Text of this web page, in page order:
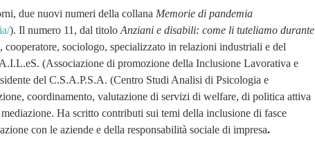
due nuovi numeri della collana Memorie di pandemia
). Il numero 11, dal titolo Anziani e disabili: come li tuteliamo durante
sociologo, specializzato in relazioni industriali e del
(Associazione di promozione della Inclusione Lavorativa e
del C.S.A.P.S.A. (Centro Studi Analisi di Psicologia e
coordinamento, valutazione di servizi di welfare, di politica attiva
Ha scritto contributi sui temi della inclusione di fasce
con le aziende e della responsabilità sociale di impresa.